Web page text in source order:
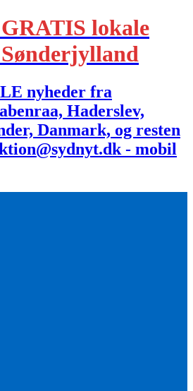
lokale
nyheder fra
Haderslev,
Danmark, og resten
- mobil